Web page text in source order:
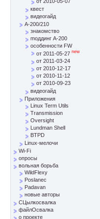
квест
видеогайд
A-200/210
знакомство
mоддинг A-200
особенности FW
от 2011-05-27 new
от 2011-03-24
от 2010-12-17
от 2010-11-12
от 2010-09-23
видеогайд
Приложения
Linux Term Utils
Transmission
Oversight
Lundman Shell
BTPD
Linux-мелочи
Wi-Fi
опросы
вольная борьба
WildFlexy
Poslanec
Padavan
новые авторы
СЦылкосвалка
файлОсвалка
о проекте